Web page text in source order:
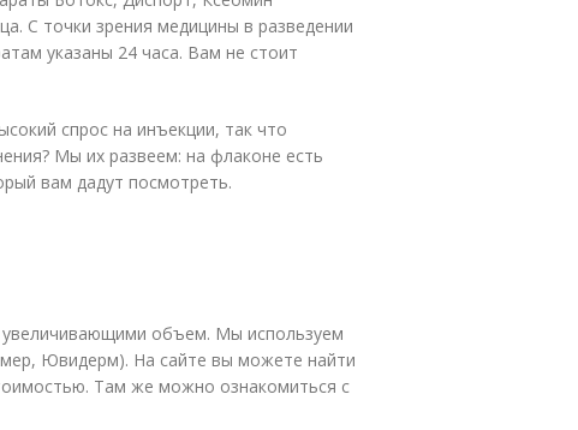
С точки зрения медицины в разведении
указаны 24 часа. Вам не стоит
спрос на инъекции, так что
Мы их развеем: на флаконе есть
вам дадут посмотреть.
объем. Мы используем
Ювидерм). На сайте вы можете найти
Там же можно ознакомиться с